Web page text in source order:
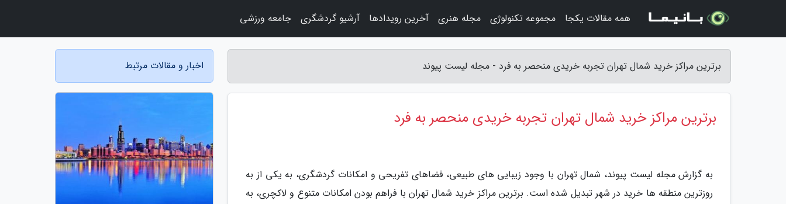
برترین مراکز خرید شمال تهران تجربه خریدی منحصر به فرد - مجله لیست پیوند
برترین مراکز خرید شمال تهران تجربه خریدی منحصر به فرد
به گزارش مجله لیست پیوند، شمال تهران با وجود زیبایی های طبیعی، فضاهای تفریحی و امکانات گردشگری، به یکی از به
روزترین منطقه ها خرید در شهر تبدیل شده است. برترین مراکز خرید شمال تهران با فراهم بودن امکانات متنوع و لاکچری، به
اخبار و مقالات مرتبط
همه مقالات یکجا مجموعه تکنولوژی مجله هنری آخرین رویدادها آرشیو گردشگری جامعه ورزشی